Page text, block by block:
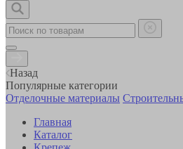
Назад
Популярные категории
Отделочные материалы
Главная
Каталог